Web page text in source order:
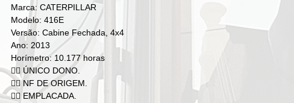
Marca: CATERPILLAR
Modelo: 416E
Versão: Cabine Fechada, 4x4
Ano: 2013
Horímetro: 10.177 horas
👉🏻 ÚNICO DONO.
👉🏻 NF DE ORIGEM.
👉🏻 EMPLACADA.